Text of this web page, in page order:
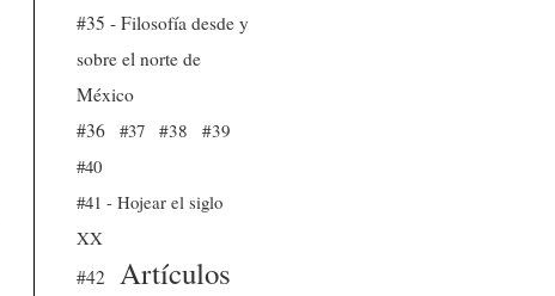
#35 - Filosofía desde y
sobre el norte de
México
#36
#37 #38
#39
#40
#41 - Hojear el siglo
XX
#42
Artículos